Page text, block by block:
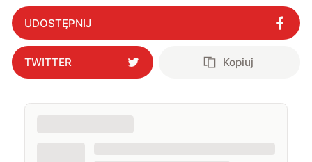
UDOSTĘPNIJ
TWITTER Kopiuj